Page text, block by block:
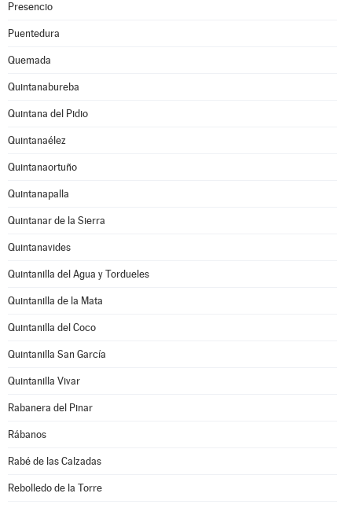
Presencio
Puentedura
Quemada
Quintanabureba
Quintana del Pidio
Quintanaélez
Quintanaortuño
Quintanapalla
Quintanar de la Sierra
Quintanavides
Quintanilla del Agua y Tordueles
Quintanilla de la Mata
Quintanilla del Coco
Quintanilla San García
Quintanilla Vivar
Rabanera del Pinar
Rábanos
Rabé de las Calzadas
Rebolledo de la Torre